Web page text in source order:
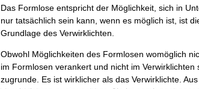
Das Formlose entspricht der Möglichkeit, sich in
nur tatsächlich sein kann, wenn es möglich ist, ist
Grundlage des Verwirklichten.
Obwohl Möglichkeiten des Formlosen womöglich
im Formlosen verankert und nicht im
zugrunde. Es ist wirklicher als das Verwirklichte.